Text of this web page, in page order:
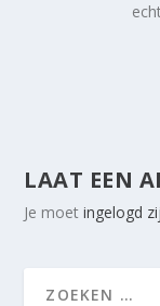
LAAT EEN
Je moetingelogd